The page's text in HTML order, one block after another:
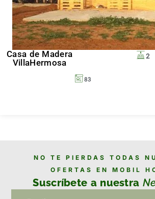
Casa de Madera
VillaHermosa
83
2
NO TE PIERDAS TODAS
OFERTAS EN MOBIL
Suscríbete a nuestra